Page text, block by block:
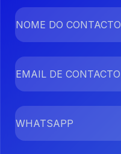
NOME DO CONTACTO
EMAIL DE CONTACTO
WHATSAPP